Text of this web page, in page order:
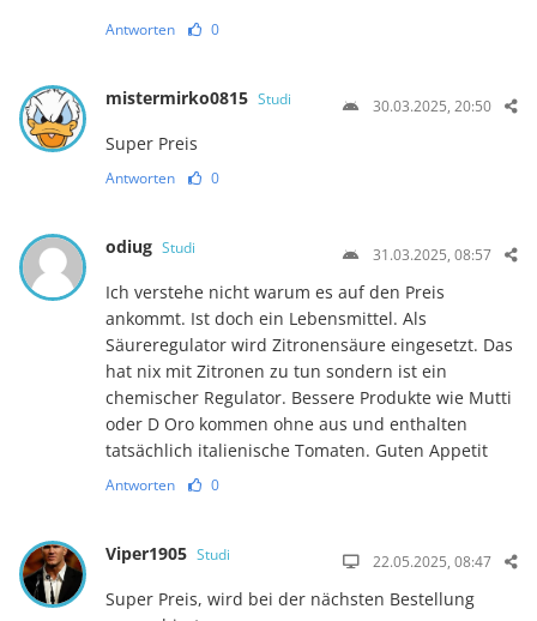
Antworten 0
mistermirko0815 Studi 30.03.2025, 20:50
Super Preis
Antworten 0
odiug Studi 31.03.2025, 08:57
Ich verstehe nicht warum es auf den Preis
ankommt. Ist doch ein Lebensmittel. Als
Säureregulator wird Zitronensäure eingesetzt. Das
hat nix mit Zitronen zu tun sondern ist ein
chemischer Regulator. Bessere Produkte wie Mutti
oder D Oro kommen ohne aus und enthalten
tatsächlich italienische Tomaten. Guten Appetit
Antworten 0
Viper1905 Studi 22.05.2025, 08:47
Super Preis, wird bei der nächsten Bestellung